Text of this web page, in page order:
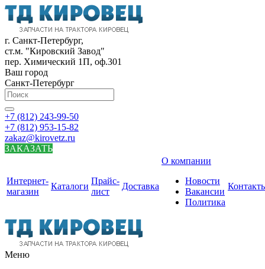
г. Санкт-Петербург,
ст.м. "Кировский Завод"
пер. Химический 1П, оф.301
Ваш город
Санкт-Петербург
+7 (812) 243-99-50
+7 (812) 953-15-82
zakaz@kirovetz.ru
ЗАКАЗАТЬ
Интернет-
магазин
Каталоги
Прайс-
лист
Доставка
О компании
Новости
Вакансии
Политика
Меню